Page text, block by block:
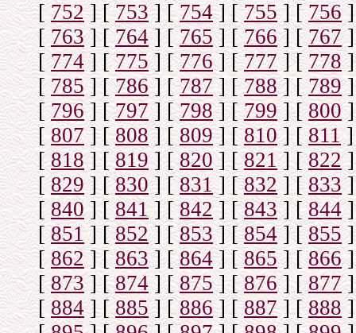
[752] [753] [754] [755] [756]
[763] [764] [ 765] [766] [767]
[774] [775] [776] [777] [778]
[785] [786] [787] [788] [789]
[796] [797] [798] [799] [800]
[807] [808] [809] [810] [811]
[818] [819] [820] [821] [822]
[829] [830] [831] [832] [833]
[840] [841] [842] [843] [844]
[851] [852] [853] [854] [855]
[862] [863] [864] [865] [866]
[873] [874] [875] [876] [877]
[884] [885] [886] [887] [888]